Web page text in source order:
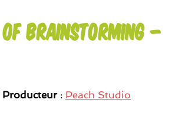
Brainstorming –
: Peach Studio